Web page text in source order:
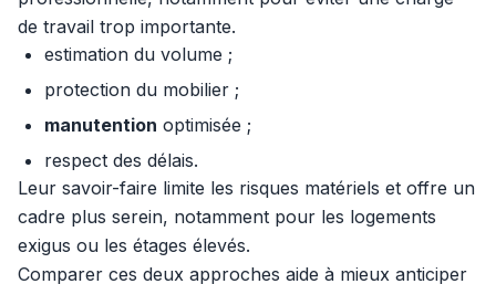
de travail trop importante.
estimation du volume ;
protection du mobilier ;
manutention optimisée ;
respect des délais.
Leur savoir-faire limite les risques matériels et offre un
cadre plus serein, notamment pour les logements
exigus ou les étages élevés.
Comparer ces deux approches aide à mieux anticiper